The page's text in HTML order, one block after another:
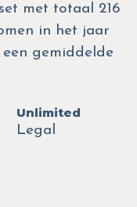
met totaal 216
in het jaar
gemiddelde
Unlimited
Legal